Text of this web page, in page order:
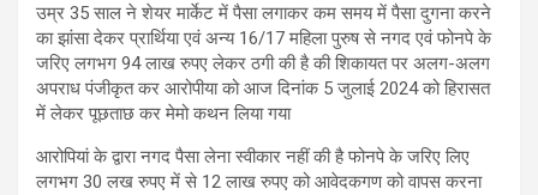
उम्र 35 साल ने शेयर मार्केट में पैसा लगाकर कम समय में पैसा दुगना करने
का झांसा देकर प्रार्थिया एवं अन्य 16/17 महिला पुरुष से नगद एवं फोनपे के
जरिए लगभग 94 लाख रुपए लेकर ठगी की है की शिकायत पर अलग-अलग
अपराध पंजीकृत कर आरोपीया को आज दिनांक 5 जुलाई 2024 को हिरासत
में लेकर पूछताछ कर मेमो कथन लिया गया
आरोपियां के द्वारा नगद पैसा लेना स्वीकार नहीं की है फोनपे के जरिए लिए
लगभग 30 लख रुपए में से 12 लाख रुपए को आवेदकगण को वापस करना